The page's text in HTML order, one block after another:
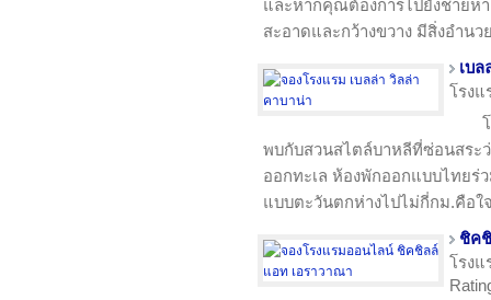
และหากคุณต้องการไปยังชายห
สะอาดและกว้างขวาง มีสิ่งอำน
เบล
โรง
พบกับสวนสไตล์บาหลีที่ซ่อนสร
ออกทะเล ห้องพักออกแบบไทย
แบบตะวันตกห่างไปไม่กี่กม.คือใ
ชิค
โรง